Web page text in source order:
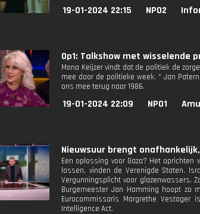
19-01-2024 22:15 NPO2
Op1: Talkshow met wisselende
Mona Keijzer vindt dat de politiek de
mee door de politieke week. * Jan
ons mee terug naar 1986.
19-01-2024 22:09 NPO1
Nieuwsuur brengt
Een oplossing voor Gaza? Het
lossen, vinden de Verenigde Staten.
Vergunningsplicht voor glazenwassers.
Burgemeester Jan Hamming hoopt zo
Eurocommissaris Margrethe
Intelligence Act.